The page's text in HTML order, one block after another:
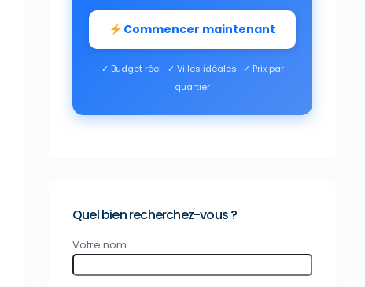
Commencer maintenant
✓ Budget réel · ✓ Villes idéales · ✓ Prix par
quartier
Quel bien recherchez-vous ?
Votre nom